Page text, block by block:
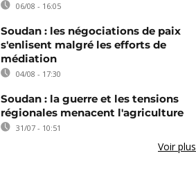
06/08 - 16:05
Soudan : les négociations de paix
s'enlisent malgré les efforts de
médiation
04/08 - 17:30
Soudan : la guerre et les tensions
régionales menacent l'agriculture
31/07 - 10:51
Voir plus